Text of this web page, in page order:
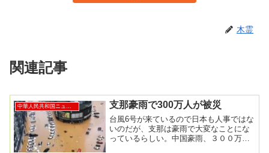
木霊
関連記事
中華人民共和国ニュース 支那豪雨で300万人が被災
台風6号が来ているので日本も人事ではな
いのだが、支那は豪雨で大変なことにな
っているらしい。中国豪雨、３００万人